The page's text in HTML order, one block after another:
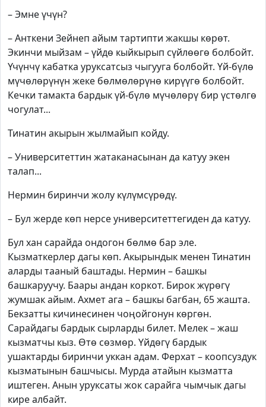
– Эмне үчүн?
– Анткени Зейнеп айым тартипти жакшы көрөт.
Экинчи мыйзам – үйдө кыйкырып сүйлөөгө болбойт.
Үчүнчү кабатка уруксатсыз чыгууга болбойт. Үй-бүлө
мүчөлөрүнүн жеке бөлмөлөрүнө кирүүгө болбойт.
Кечки тамакта бардык үй-бүлө мүчөлөрү бир үстөлгө
чогулат...
Тинатин акырын жылмайып койду.
– Университеттин жатаканасынан да катуу экен
талап...
Нермин биринчи жолу күлүмсүрөдү.
– Бул жерде көп нерсе университеттегиден да катуу.
Бул хан сарайда ондогон бөлмө бар эле.
Кызматкерлер дагы көп. Акырындык менен Тинатин
аларды тааный баштады. Нермин – башкы
башкаруучу. Баары андан коркот. Бирок жүрөгү
жумшак айым. Ахмет ага – башкы багбан, 65 жашта.
Бекзатты кичинесинен чоңойгонун көргөн.
Сарайдагы бардык сырларды билет. Мелек – жаш
кызматчы кыз. Өтө сөзмөр. Үйдөгү бардык
ушактарды биринчи уккан адам. Ферхат – коопсуздук
кызматынын башчысы. Мурда атайын кызматта
иштеген. Анын уруксаты жок сарайга чымчык дагы
кире албайт.